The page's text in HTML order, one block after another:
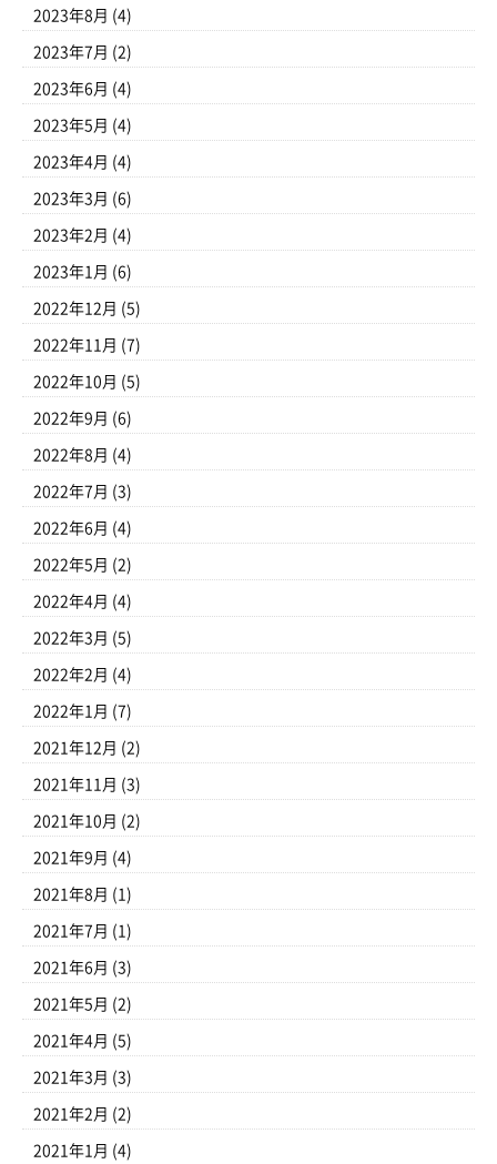
2023年8月 (4)
2023年7月 (2)
2023年6月 (4)
2023年5月 (4)
2023年4月 (4)
2023年3月 (6)
2023年2月 (4)
2023年1月 (6)
2022年12月 (5)
2022年11月 (7)
2022年10月 (5)
2022年9月 (6)
2022年8月 (4)
2022年7月 (3)
2022年6月 (4)
2022年5月 (2)
2022年4月 (4)
2022年3月 (5)
2022年2月 (4)
2022年1月 (7)
2021年12月 (2)
2021年11月 (3)
2021年10月 (2)
2021年9月 (4)
2021年8月 (1)
2021年7月 (1)
2021年6月 (3)
2021年5月 (2)
2021年4月 (5)
2021年3月 (3)
2021年2月 (2)
2021年1月 (4)